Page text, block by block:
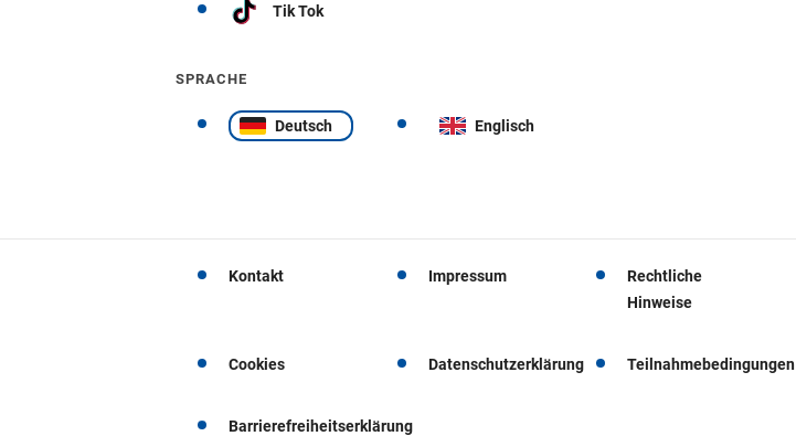
Tik Tok
SPRACHE
Deutsch Englisch
Kontakt Impressum
Rechtliche
Hinweise
Cookies Datenschutzerklärung Teilnahmebedingungen
Barrierefreiheitserklärung